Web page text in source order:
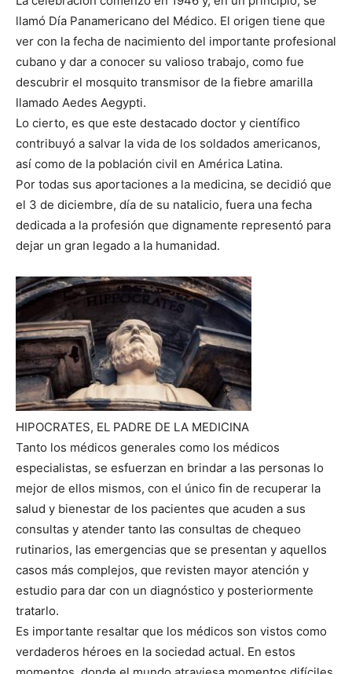
llamó Día Panamericano del Médico. El origen tiene que
ver con la fecha de nacimiento del importante profesional
cubano y dar a conocer su valioso trabajo, como fue
descubrir el mosquito transmisor de la fiebre amarilla
llamado Aedes Aegypti.
Lo cierto, es que este destacado doctor y científico
contribuyó a salvar la vida de los soldados americanos,
así como de la población civil en América Latina.
Por todas sus aportaciones a la medicina, se decidió que
el 3 de diciembre, día de su natalicio, fuera una fecha
dedicada a la profesión que dignamente representó para
dejar un gran legado a la humanidad.
HIPOCRATES, EL PADRE DE LA MEDICINA
Tanto los médicos generales como los médicos
especialistas, se esfuerzan en brindar a las personas lo
mejor de ellos mismos, con el único fin de recuperar la
salud y bienestar de los pacientes que acuden a sus
consultas y atender tanto las consultas de chequeo
rutinarios, las emergencias que se presentan y aquellos
casos más complejos, que revisten mayor atención y
estudio para dar con un diagnóstico y posteriormente
tratarlo.
Es importante resaltar que los médicos son vistos como
verdaderos héroes en la sociedad actual. En estos